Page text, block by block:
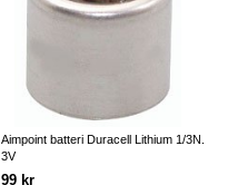
Aimpoint batteri Duracell Lithium 1/3N.
3V
99 kr